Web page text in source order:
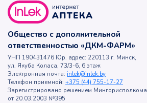
Общество с дополнительной
ответственностью «ДКМ-ФАРМ»
УНП 190431476 Юр. адрес: 220113 г. Минск,
ул. Якуба Коласа, 73/3-6, 6 этаж
Электронная почта: inlek@inlek.by
Телефон приемной: +375 (44) 755-17-27
Зарегистрировано решением Мингорисполкома
от 20.03.2003 №395